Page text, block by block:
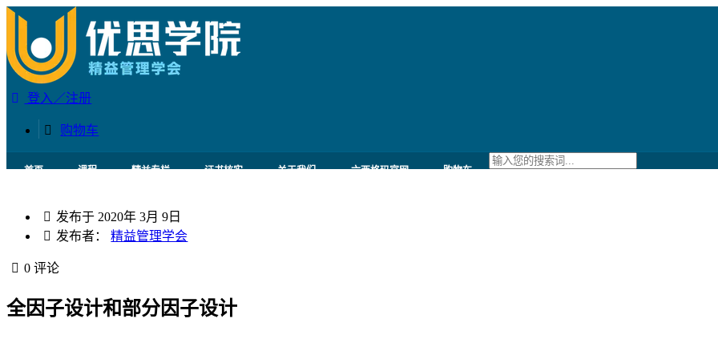
登入／注册
购物车
首页 课程 精益专栏 证书核实 关于我们 六西格玛官网 购物车
发布于 2020年 3月 9日
发布者：精益管理学会
0 评论
全因子设计和部分因子设计